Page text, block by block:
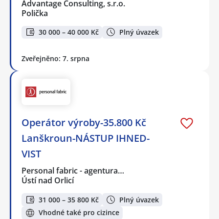
Advantage Consulting, s.r.o.
Polička
30 000 – 40 000 Kč Plný úvazek
Zveřejněno: 7. srpna
Operátor výroby-35.800 Kč
Lanškroun-NÁSTUP IHNED-
VIST
Personal fabric - agentura…
Ústí nad Orlicí
31 000 – 35 800 Kč
Plný úvazek
Vhodné také pro cizince